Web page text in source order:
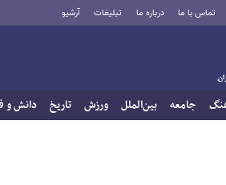
تماس با ما درباره ما تبلیغات آرشیو
جامعه بین‌الملل ورزش تاریخ دانش و